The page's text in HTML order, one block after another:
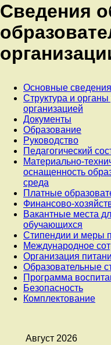
Сведения
Основные сведения
Структура и
организацией
Документы
Образование
Руководство
Педагогический
Материально-
оснащенность
среда
Платные
Финансово-
Вакантные места
обучающихся
Стипендии и меры
Международное
Организация
Образовательные
Программа
Безопасность
Комплектование
Август 2026